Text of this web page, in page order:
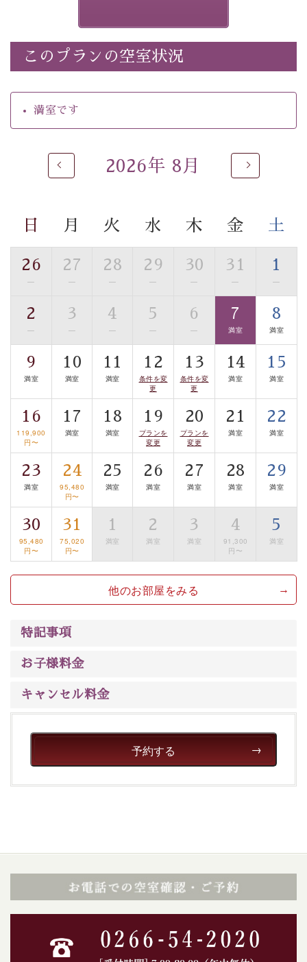
・朝夕個室料亭で個室食
・諏訪大社4社を巡る無料参拝バス（事前予約制）
・館内着をご用意
・環境に配慮したアメニティをご用意
・館内フリーWi-Fi
・駐車場完備
・チェックイン15時、チェックアウト10時
・夕食は地産地消の創作和会席 美湖膳（二十四節気と
いう昔の暦による料理表現）
・朝食はこだわりの味噌汁をはじめとした和定食
自家源泉「美翠源泉」は酸化の進みが遅く新鮮で若返り
の効果が高い、極めて希有な源泉です。身も心も癒され
るご入浴をお愉しみください。
■お座敷風呂（大浴場）
温泉の成分に合わせ、防菌防カビの特殊素材の畳を使
用。 足元が柔らかく、そして滑りにくい畳のお風呂で
す。
※男性大浴場までのご移動には階段がございます。 予め
ご了承のほどお願いいたします。
■貸切温泉風呂 （40分2000円）
眺望はございませんが、源泉掛け流しの温泉の質を楽し
む貸切温泉風呂です。ゆったりといやされるプライベー
トな空間をお愉しみください。
■諏訪大社4社を巡る無料参拝バス
豊富な知識を持ったドライバー兼ガイドが諏訪大社をご
案内します。事前ご予約制ですので、ご利用ご希望の方
は【3日前まで】にお電話ください。
※交通規制などにより運行できない日がございます
したら幸いです。
このプランの空室状況
満室です
2026年 8月
日 月 火 水 木 金 土
26
—
27
—
28
—
29
—
30
—
31
—
1
—
2
—
3
—
4
—
5
—
6
—
7
満室
8
満室
9
満室
10
満室
11
満室
12
条件を変
更
13
条件を変
更
14
満室
15
満室
16
119,900
円〜
17
満室
18
満室
19
プランを
変更
20
プランを
変更
21
満室
22
満室
23
満室
24
95,480
円〜
25
満室
26
満室
27
満室
28
満室
29
満室
30
95,480
円〜
31
75,020
円〜
1
満室
2
満室
3
満室
4
91,300
円〜
5
満室
他のお部屋をみる
特記事項
お子様料金
キャンセル料金
予約する